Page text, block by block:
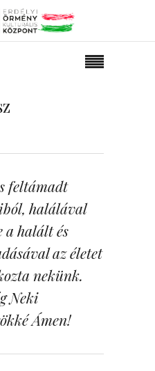
feltámadt
halálával
a halált és
az életet
nekünk.
Neki
Ámen!